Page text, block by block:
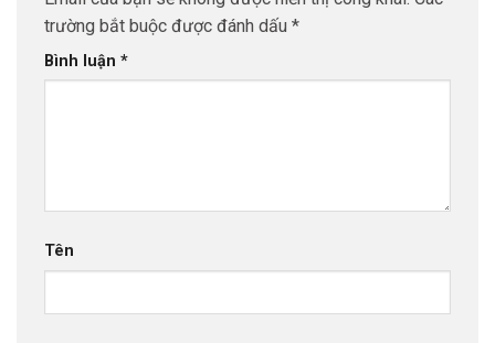
trường bắt buộc được đánh dấu *
Bình luận *
Tên